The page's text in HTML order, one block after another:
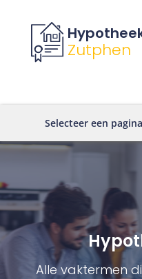
Zutphen
Selecteer een pagina
Alle vaktermen